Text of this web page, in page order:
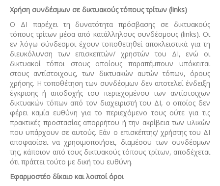
Χρήση συνδέσμων σε δικτυακούς τόπους τρίτων (links)
Ο ΔΙ παρέχει τη δυνατότητα πρόσβασης σε δικτυακούς
τόπους τρίτων μέσα από κατάλληλους συνδέσμους (links). Οι
εν λόγω σύνδεσμοι έχουν τοποθετηθεί αποκλειστικά για τη
διευκόλυνση των επισκεπτών/ χρηστών του ΔΙ, ενώ οι
δικτυακοί τόποι στους οποίους παραπέμπουν υπόκειται
στους αντίστοιχους, των δικτυακών αυτών τόπων, όρους
χρήσης. Η τοποθέτηση των συνδέσμων δεν αποτελεί ένδειξη
έγκρισης ή αποδοχής του περιεχομένου των αντίστοιχων
δικτυακών τόπων από τον διαχειριστή του ΔΙ, ο οποίος δεν
φέρει καμία ευθύνη για το περιεχόμενο τους ούτε για τις
πρακτικές προστασίας απορρήτου ή την ακρίβεια των υλικών
που υπάρχουν σε αυτούς. Εάν ο επισκέπτης/ χρήστης του ΔΙ
αποφασίσει να χρησιμοποιήσει, διαμέσου των συνδέσμων
της, κάποιον από τους δικτυακούς τόπους τρίτων, αποδέχεται
ότι πράττει τούτο με δική του ευθύνη.
Εφαρμοστέο δίκαιο και λοιποί όροι